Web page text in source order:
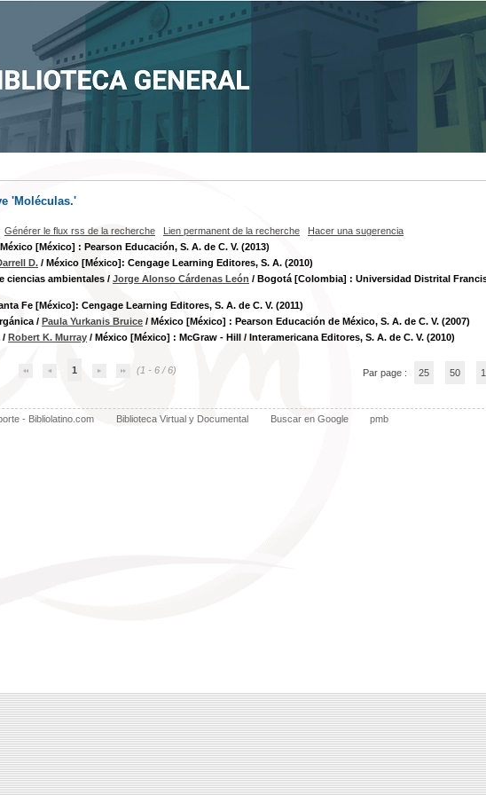
'Moléculas.'
Générer le flux rss de la recherche Lien permanent de la recherche
Hacer una sugerencia
[México] : Pearson Educación, S. A. de C. V. (2013)
D. / México [México]: Cengage Learning Editores, S. A. (2010)
ciencias ambientales / Jorge Alonso Cárdenas León / Bogotá [Colombia] : Universidad Distrital
Fe [México]: Cengage Learning Editores, S. A. de C. V. (2011)
/ Paula Yurkanis Bruice / México [México] : Pearson Educación de México, S. A. de C. V. (2007)
/ Robert K. Murray / México [México] : McGraw - Hill / Interamericana Editores, S. A. de C. V. (2010)
1 (1 - 6 / 6) Par page : 25 50
- Bibliolatino.com Biblioteca Virtual y Documental Buscar en Google pmb